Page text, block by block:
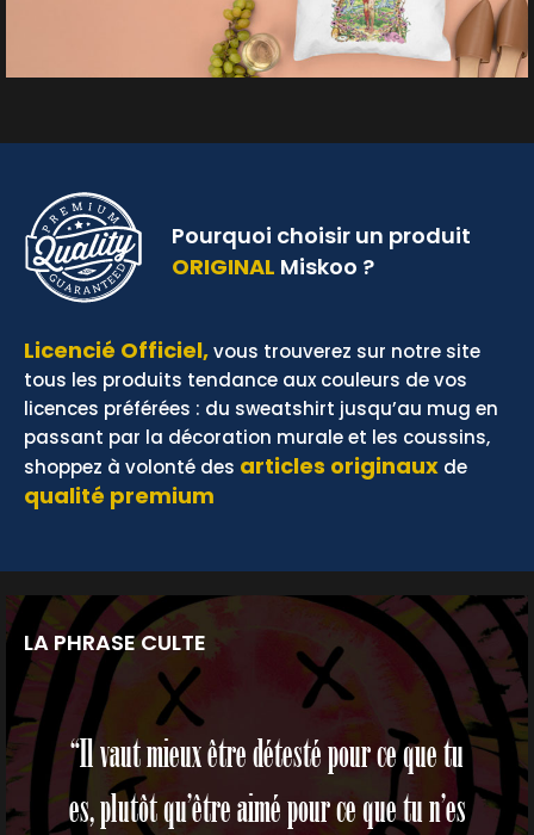
Pourquoi choisir un produit
ORIGINAL Miskoo ?
Licencié Officiel,vous trouverez sur notre site
tous les produits tendance aux couleurs de vos
licences préférées : du sweatshirt jusqu’au mug en
passant par la décoration murale et les coussins,
shoppez à volonté des articles originaux de
qualité premium
LA PHRASE CULTE
“Il vaut mieux être détesté pour ce que tu
es, plutôt qu’être aimé pour ce que tu n’es